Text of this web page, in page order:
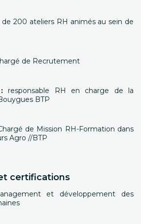
de 200 ateliers RH animés au sein de
de Recrutement
responsable RH en charge de la
BTP
de Mission RH-Formation dans
Agro //BTP
certifications
et développement des